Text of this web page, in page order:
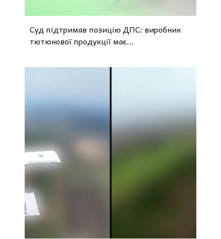
Суд підтримав позицію ДПС: виробник
тютюнової продукції має...